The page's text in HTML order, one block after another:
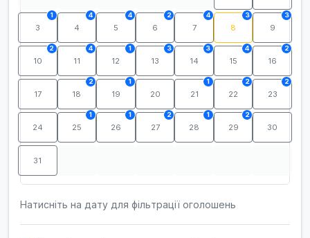
3
1
4
4
5
4
6
2
7
4
8
3
9
3
10
2
11
4
12
1
13
3
14
3
15
4
16
2
17 18
2
19
1
20 21
1
22
2
23
2
24 25
1
26
1
27
2
28
1
29
2
30
31
Натисніть на дату для фільтрації оголошень